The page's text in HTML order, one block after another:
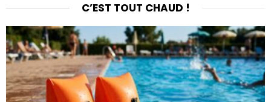
C’EST TOUT CHAUD !